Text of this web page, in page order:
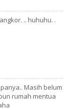
.. huhuhu. .
Masih belum
rumah mentua